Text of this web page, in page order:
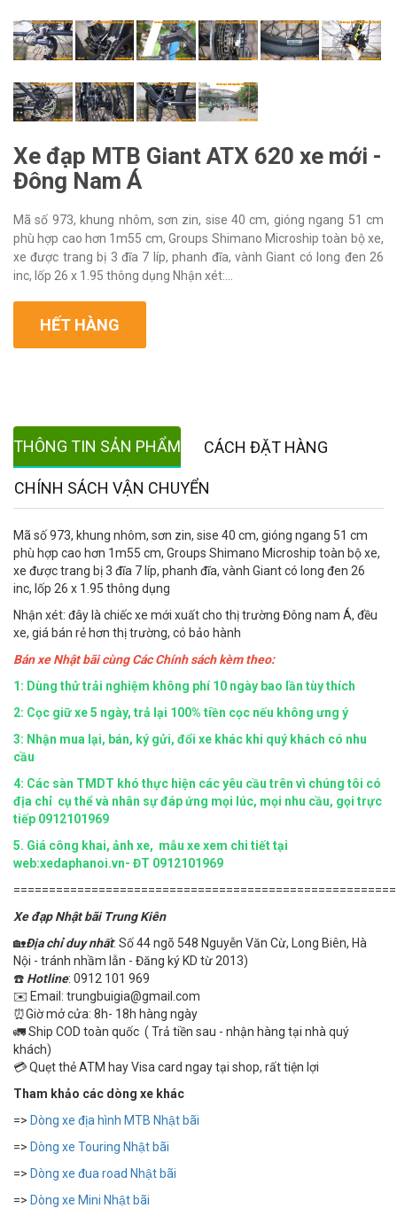
Xe đạp MTB Giant ATX 620 xe mới -
Đông Nam Á
Mã số 973, khung nhôm, sơn zin, sise 40 cm, gióng ngang 51 cm
phù hợp cao hơn 1m55 cm, Groups Shimano Microship toàn bộ xe,
xe được trang bị 3 đĩa 7 líp, phanh đĩa, vành Giant có long đen 26
inc, lốp 26 x 1.95 thông dụng Nhận xét:...
HẾT HÀNG
THÔNG TIN SẢN PHẨM CÁCH ĐẶT HÀNG
CHÍNH SÁCH VẬN CHUYỂN
Mã số 973, khung nhôm, sơn zin, sise 40 cm, gióng ngang 51 cm
phù hợp cao hơn 1m55 cm, Groups Shimano Microship toàn bộ xe,
xe được trang bị 3 đĩa 7 líp, phanh đĩa, vành Giant có long đen 26
inc, lốp 26 x 1.95 thông dụng
Nhận xét: đây là chiếc xe mới xuất cho thị trường Đông nam Á, đều
xe, giá bán rẻ hơn thị trường, có bảo hành
Bán xe Nhật bãi cùng Các Chính sách kèm theo:
1: Dùng thử trải nghiệm không phí 10 ngày bao lần tùy thích
2: Cọc giữ xe 5 ngày, trả lại 100% tiền cọc nếu không ưng ý
3: Nhận mua lại, bán, ký gửi, đổi xe khác khi quý khách có nhu
cầu
4: Các sàn TMDT khó thực hiện các yêu cầu trên vì chúng tôi có
địa chỉ cụ thể và nhân sự đáp ứng mọi lúc, mọi nhu cầu, gọi trực
tiếp 0912101969
5. Giá công khai, ảnh xe, mẫu xe xem chi tiết tại
web:xedaphanoi.vn- ĐT 0912101969
Xe đạp Nhật bãi Trung Kiên
🏡Địa chỉ duy nhất: Số 44 ngõ 548 Nguyễn Văn Cừ, Long Biên, Hà
Nội - tránh nhầm lẫn - Đăng ký KD từ 2013)
☎️ Hotline: 0912 101 969
✉️ Email: trungbuigia@gmail.com
⏰Giờ mở cửa: 8h- 18h hàng ngày
🚛 Ship COD toàn quốc ( Trả tiền sau - nhận hàng tại nhà quý
khách)
💳 Quẹt thẻ ATM hay Visa card ngay tại shop, rất tiện lợi
Tham khảo các dòng xe khác
=> Dòng xe địa hình MTB Nhật bãi
=> Dòng xe Touring Nhật bãi
=> Dòng xe đua road Nhật bãi
=> Dòng xe Mini Nhật bãi